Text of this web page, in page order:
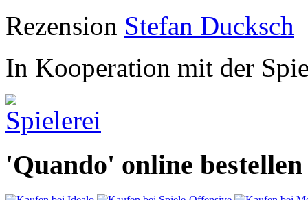
Rezension Stefan Ducksch
In Kooperation mit der
'Quando' online bestellen